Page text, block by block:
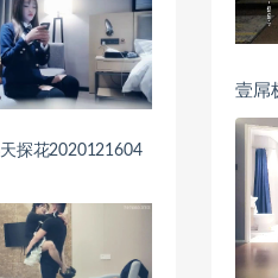
天探花2020121604
壹屌